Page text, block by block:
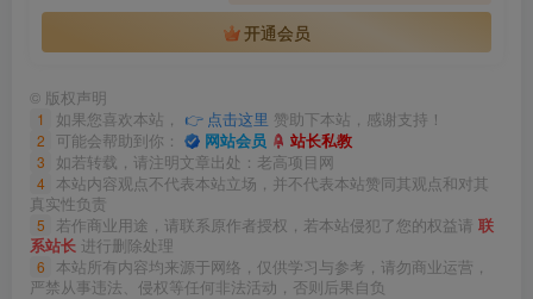
开通会员
© 版权声明
1 如果您喜欢本站， 👉 点击这里 赞助下本站，感谢支持！
2 可能会帮助到你： 网站会员 站长私教
3 如若转载，请注明文章出处：老高项目网
4
本站内容观点不代表本站立场，并不代表本站赞同其观点和对其
真实性负责
5 若作商业用途，请联系原作者授权，若本站侵犯了您的权益请 联
系站长 进行删除处理
6
本站所有内容均来源于网络，仅供学习与参考，请勿商业运营，
严禁从事违法、侵权等任何非法活动，否则后果自负